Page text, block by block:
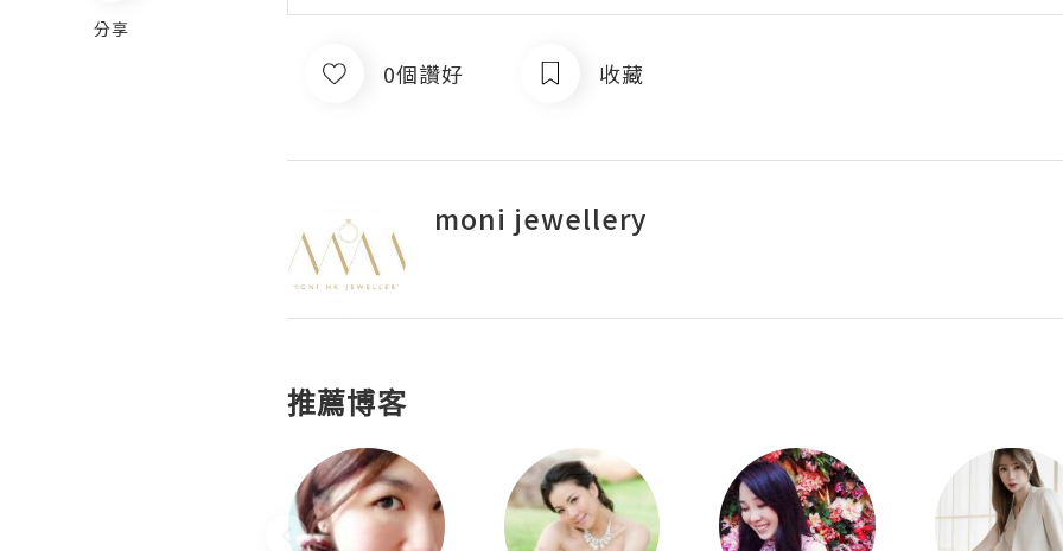
分享
0個讚好 收藏
moni jewellery
推薦博客